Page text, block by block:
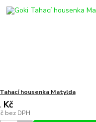
housenka Matylda
Kč
bez DPH